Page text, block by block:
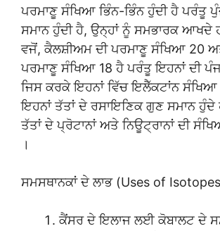
ਪਰਮਾਣੂ ਸੰਖਿਆ ਭਿੰਨ-ਭਿੰਨ ਹੁੰਦੀ ਹੈ ਪਰੰਤੂ
ਸਮਾਨ ਹੁੰਦੀ ਹੈ, ਉਨ੍ਹਾਂ ਨੂੰ ਸਮਭਾਰਕ ਆਖਦੇ
ਵਜੋਂ, ਕੈਲਸ਼ੀਅਮ ਦੀ ਪਰਮਾਣੂ ਸੰਖਿਆ 20
ਪਰਮਾਣੂ ਸੰਖਿਆ 18 ਹੈ ਪਰੰਤੂ ਇਹਨਾਂ ਦੀ
ਜਿਸ ਕਰਕੇ ਇਹਨਾਂ ਵਿੱਚ ਇਲੈੱਕਟਾਂਨ ਸੰਖਿਆ
ਇਹਨਾਂ ਤੱਤਾਂ ਦੇ ਰਸਾਇਣਿਕ ਗੁਣ ਸਮਾਨ ਹੁੰਦੇ
ਤੱਤਾਂ ਦੇ ਪ੍ਰੋਟਾਨਾਂ ਅਤੇ ਨਿਊਟ੍ਰਾਨਾਂ ਦੀ
।
ਸਮਸਥਾਨਕਾਂ ਦੇ ਲਾਭ (Uses of
ਕੈਂਸਰ ਦੇ ਇਲਾਜ ਲਈ ਕੋਬਾਲਟ ਦੇ